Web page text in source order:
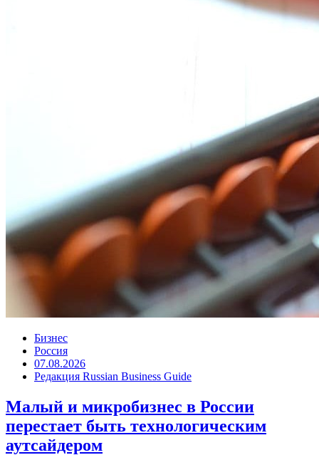
Бизнес
Россия
07.08.2026
Редакция Russian Business Guide
Малый и микробизнес в России
перестает быть технологическим
аутсайдером